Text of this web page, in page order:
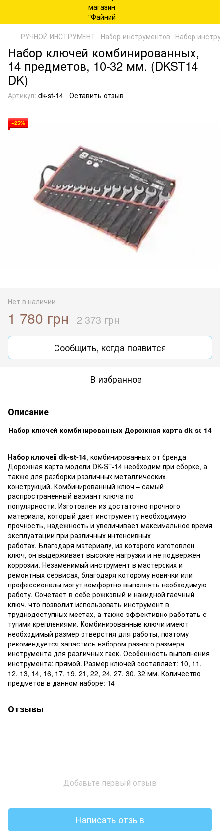
РУЧНОЙ ИНСТРУМЕНТ Набор инструментов Набор
Набор ключей комбинированных,
14 предметов, 10-32 мм. (DKST14
DK)
Артикул: dk-st-14 Оставить отзыв
−25%
Нет в наличии
1 780 грн 2 373 грн
Сообщить, когда появится
В избранное
Описание
Набор ключей комбинированных Дорожная карта dk-st-14
Набор ключей dk-st-14, комбинированных от бренда
Дорожная карта модели DK-ST-14 необходим при сборке, а
также для разборки различных металлических
конструкций. Комбинированный ключ – самый
распространенный вариант ключа по
популярности. Изготовлен из достаточно прочного
материала, который дает инструменту необходимую
прочность, надежность и увеличивает максимальное время
эксплуатации при различных интенсивных
работах. Благодаря материалу, из которого изготовлен
ключ, он выдерживает высокие нагрузки и не подвержен
коррозии. Незаменимый инструмент в мастерских и
ремонтных сервисах, благодаря которому новички или
профессионалы могут комфортно выполнять необходимую
работу. Сочетает в себе рожковый и накидной гаечный
ключ, что позволит использовать инструмент в
труднодоступных местах, а также эффективно работать с
тугими креплениями. Комбинированные ключи имеют
необходимый размер отверстия для работы, поэтому
рекомендуется запастись набором разного размера
инструмента для различных гаек. Особенность выполнения
инструмента: прямой. Размер ключей составляет: 10, 11,
12, 13, 14, 16, 17, 19, 21, 22, 24, 27, 30, 32 мм. Количество
предметов в данном наборе: 14
Отзывы
Добавьте первый отзыв
Написать отзыв